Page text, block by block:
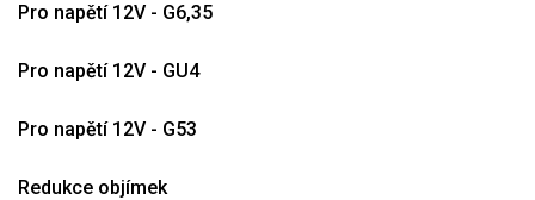
Pro napětí 12V - G6,35
Pro napětí 12V - GU4
Pro napětí 12V - G53
Redukce objímek